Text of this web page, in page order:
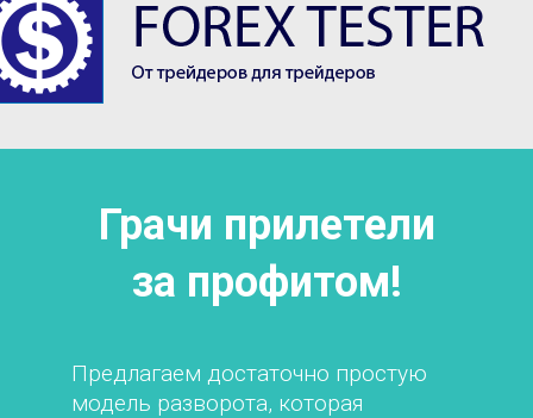
Грачи прилетели
за профитом!
Предлагаем достаточно простую
модель разворота, которая